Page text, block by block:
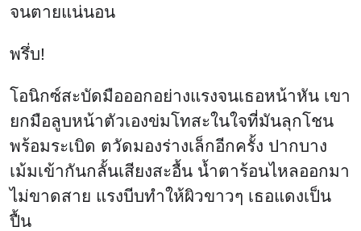
จนตายแน่นอน
พรึ่บ!
โอนิกซ์สะบัดมือออกอย่างแรงจนเธอหน้าหัน เขา
ยกมือลูบหน้าตัวเองข่มโทสะในใจที่มันลุกโชน
พร้อมระเบิด ตวัดมองร่างเล็กอีกครั้ง ปากบาง
เม้มเข้ากันกลั้นเสียงสะอื้น น้ำตาร้อนไหลออกมา
ไม่ขาดสาย แรงบีบทำให้ผิวขาวๆ เธอแดงเป็น
ปื้น